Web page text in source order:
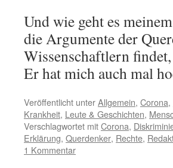
Und wie geht es
die Argumente der
Wissenschaftlern
Er hat mich auch mal
Veröffentlicht unterAllgemein, Corona,
Krankheit, Leute & Geschichten,
Verschlagwortet mitCorona,
Erklärung, Querdenker, Rechte,
1 Kommentar